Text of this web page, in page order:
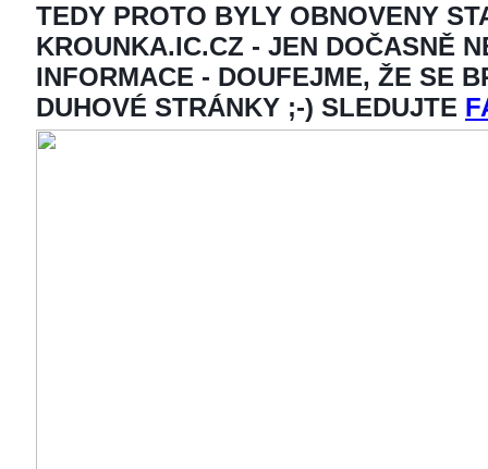
TEDY PROTO BYLY OBNOVENY
KROUNKA.IC.CZ - JEN DOČASNĚ
INFORMACE - DOUFEJME, ŽE SE
DUHOVÉ STRÁNKY ;-) SLEDUJTE